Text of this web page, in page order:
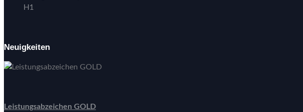
H1
Neuigkeiten
Leistungsabzeichen GOLD